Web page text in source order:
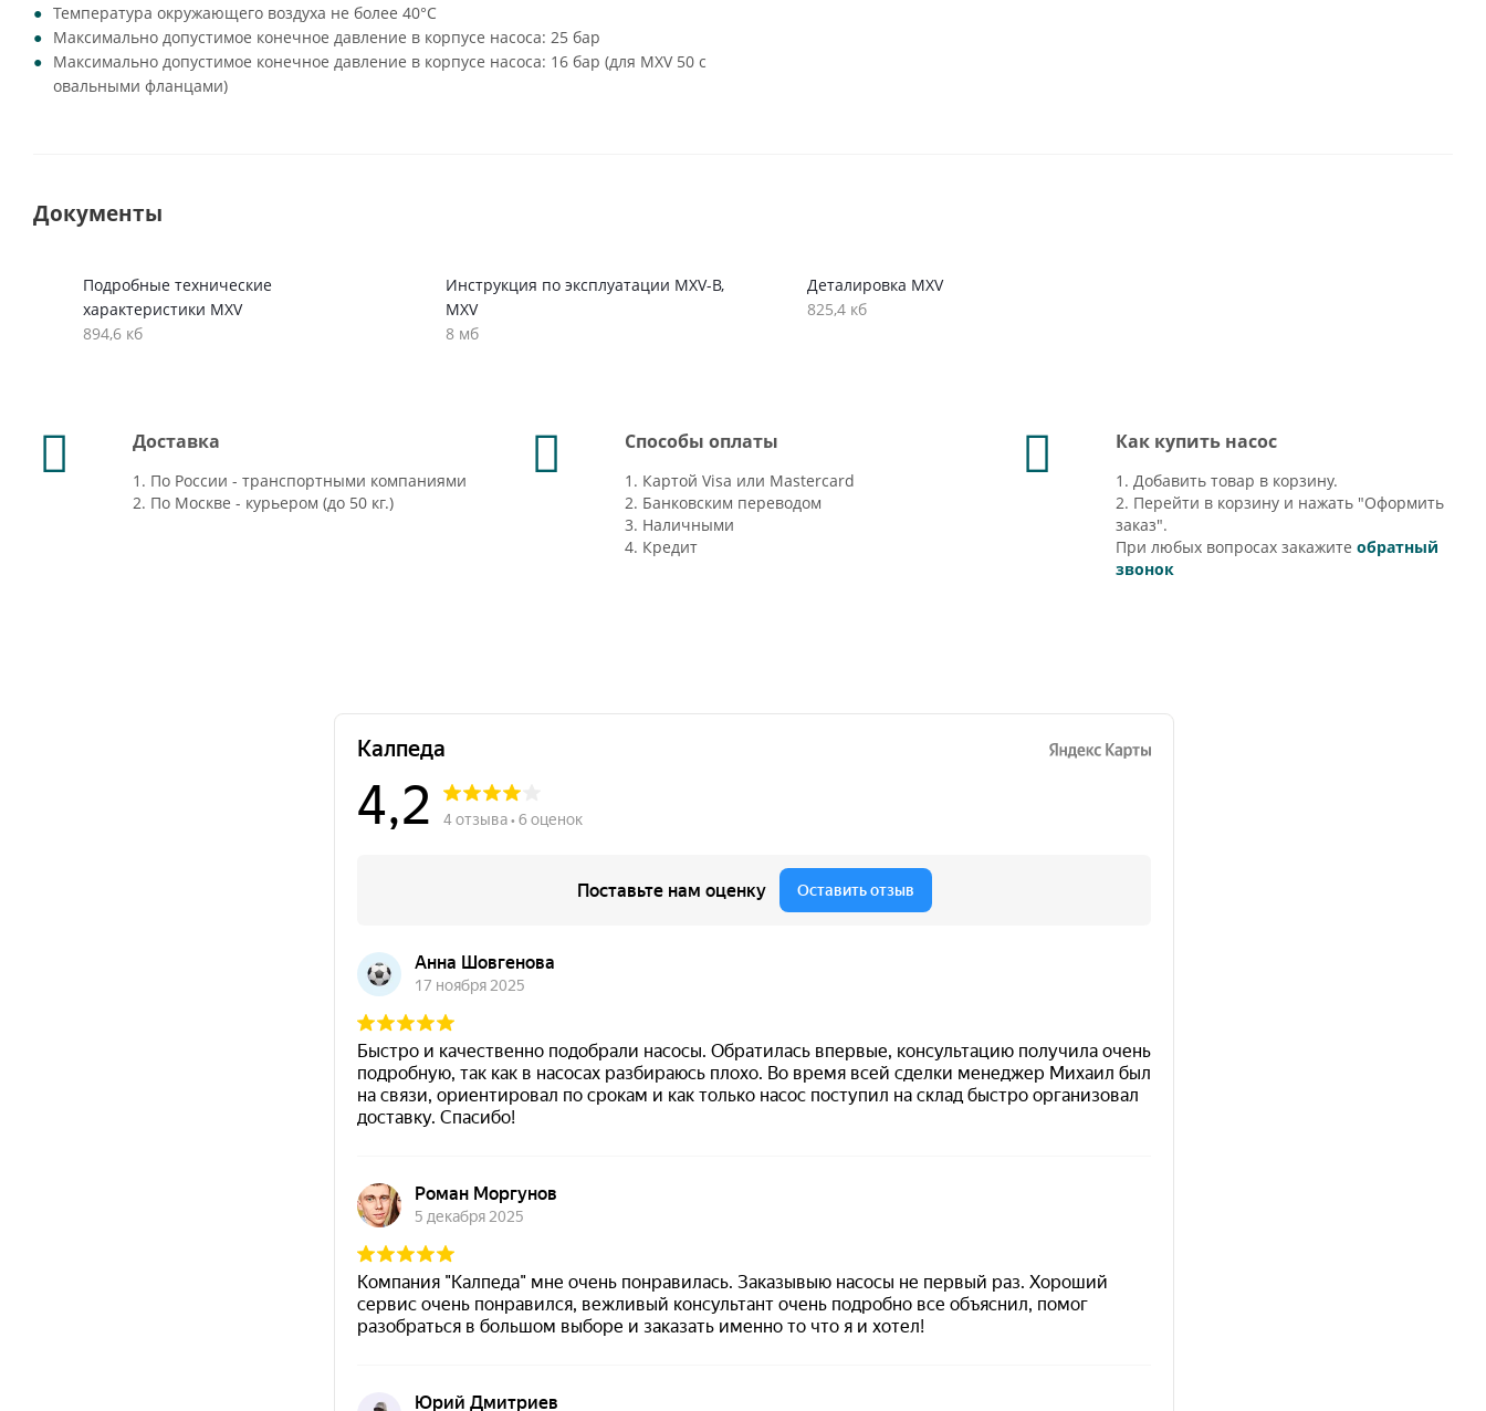
Температура окружающего воздуха не более 40°C
Максимально допустимое конечное давление в корпусе насоса: 25 бар
Максимально допустимое конечное давление в корпусе насоса: 16 бар (для MXV 50 с
овальными фланцами)
Документы
Подробные технические
характеристики MXV
894,6 кб
Инструкция по эксплуатации MXV-B,
MXV
8 мб
Деталировка MXV
825,4 кб
Доставка
1. По России - транспортными компаниями
2. По Москве - курьером (до 50 кг.)
Способы оплаты
1. Картой Visa или Mastercard
2. Банковским переводом
3. Наличными
4. Кредит
Как купить насос
1. Добавить товар в корзину.
2. Перейти в корзину и нажать "Оформить
заказ".
При любых вопросах закажитеобратный
звонок